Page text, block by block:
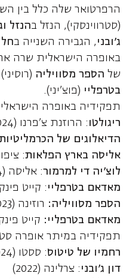
הרפרטואר שלה כלל בין
(סטרווינסקי), הנזל בהנזל
ג'ובני , הגבירה השנייה ב
באופרה הישראלית שרה
של הספר מסוויליה
בטרפליי (פוצ'יני).
תפקידיה באופרה
ריגולטו : הרוזנת צ'פרנו (2024)
הדיאלוגים של
אליסה בארץ הפלאות:
לוצ'יה די למרמור: אליסה (2024)
מאדאם בטרפליי : קייט פינקרטון (2023)
הספר מסוויליה: רוזינה (2023) – עברית
מאדאם בטרפליי: קייט
תפקידיה במיתר אופרה
רחמיו של טיטוס: ססטו (2024)
דון ג'ובני : צרלינה (2022)